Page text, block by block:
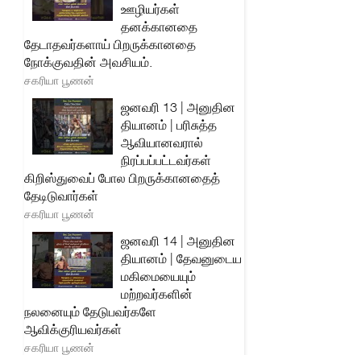
ஊழியர்கள்
தனக்கானதை
தேடாதவர்களாய் பிறருக்கானதை
நோக்குவதின் அவசியம்.
சகரியா பூணன்
ஜனவரி 13 | அனுதின
தியானம் | பரிசுத்த
ஆவியானவரால்
நிரப்பப்பட்டவர்கள்
கிறிஸ்துவைப் போல பிறருக்கானதைத்
தேடிடுவார்கள்
சகரியா பூணன்
ஜனவரி 14 | அனுதின
தியானம் | தேவனுடைய
மகிமையையும்
மற்றவர்களின்
நலனையும் தேடுபவர்களே
ஆவிக்குரியவர்கள்
சகரியா பூணன்